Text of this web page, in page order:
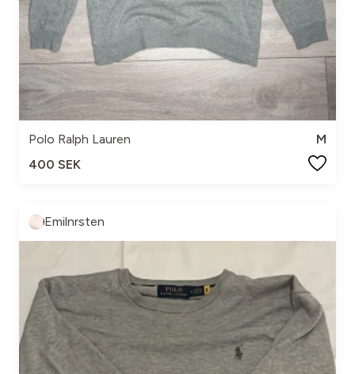
Polo Ralph Lauren
M
400 SEK
Emilnrsten